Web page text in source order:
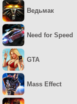
Ведьмак
Need for Speed
GTA
Mass Effect